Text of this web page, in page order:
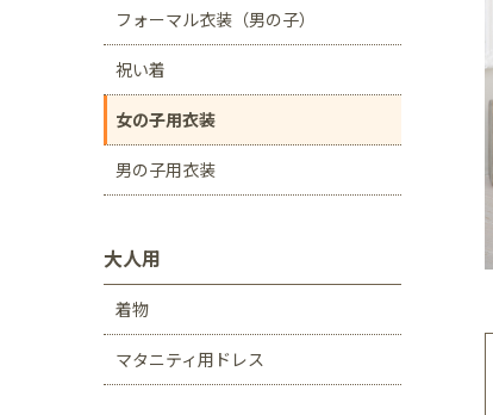
帝塚山店
福岡県
フォーマル衣装（男の子）
祝い着
女の子用衣装
男の子用衣装
大人用
着物
マタニティ用ドレス